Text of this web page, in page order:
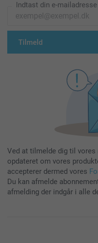
Indtast din e-
Tilmeld
Ved at tilmelde dig til vores
opdateret om vores
accepterer dermed vores
Du kan afmelde
afmelding der indgår i alle